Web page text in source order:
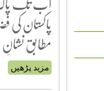
پاکستان کی
مطابق
مزید پڑھیں